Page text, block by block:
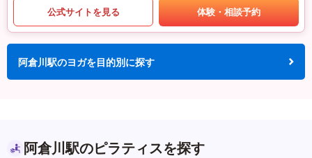
公式サイトを見る 体験・相談予約
阿倉川駅のヨガを目的別に探す
阿倉川駅のピラティスを探す